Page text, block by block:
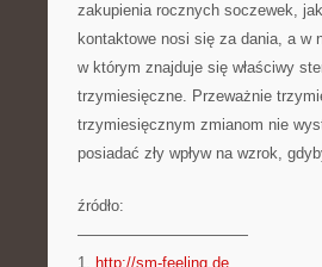
zakupienia rocznych soczewek,
kontaktowe nosi się za dania, a w
w którym znajduje się właściwy
trzymiesięczne. Przeważnie
trzymiesięcznym zmianom nie
posiadać zły wpływ na wzrok,
źródło:
———————————
1. http://sm-feeling.de